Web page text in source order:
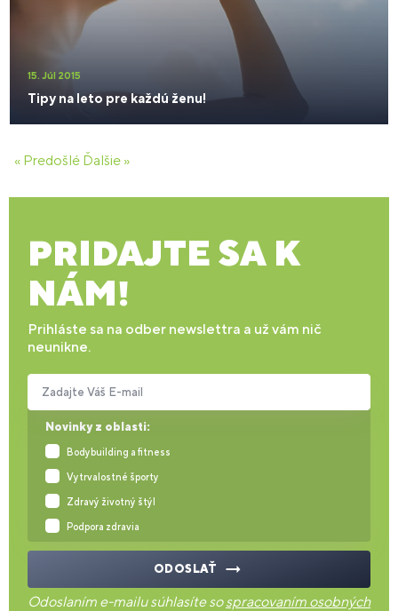
15. Júl 2015
Tipy na leto pre každú ženu!
« Predošlé Ďalšie »
PRIDAJTE SA K
NÁM!
Prihláste sa na odber newslettra a už vám nič
neunikne.
Novinky z oblasti:
Bodybuilding a fitness
Vytrvalostné športy
Zdravý životný štýl
Podpora zdravia
Zadajte Váš E-mail
ODOSLAŤ
Odoslaním e-mailu súhlasíte sospracovaním osobných